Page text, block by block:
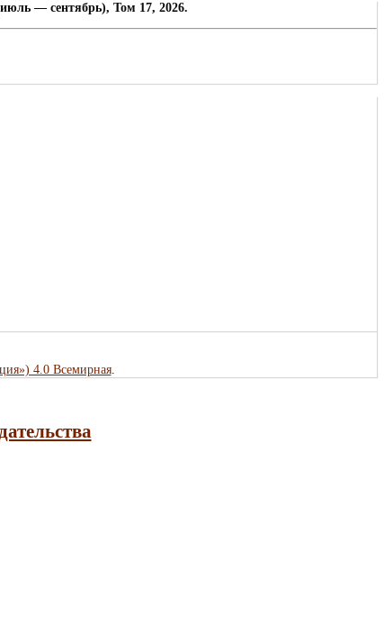
— сентябрь), Том 17, 2026.
4.0 Всемирная.